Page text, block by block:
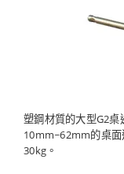
塑鋼材質的大型G2
10mm~62mm的桌
30kg。